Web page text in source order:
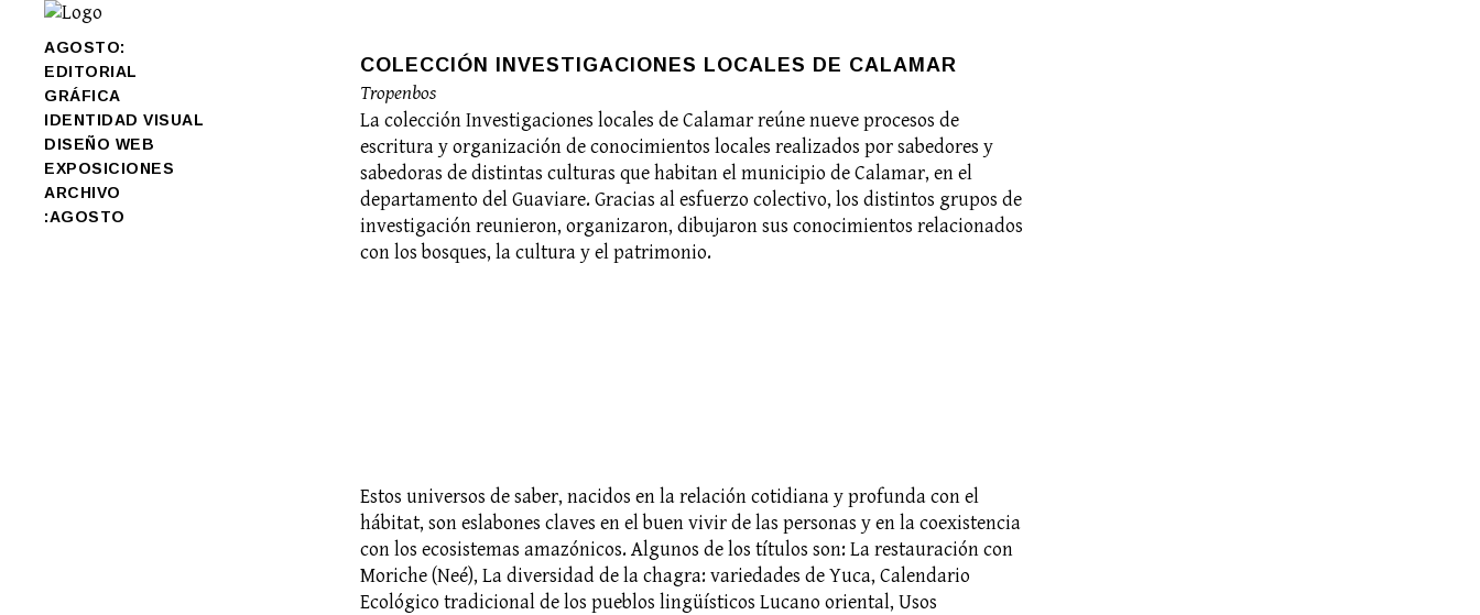
AGOSTO:
EDITORIAL
GRÁFICA
IDENTIDAD VISUAL
DISEÑO WEB
EXPOSICIONES
ARCHIVO
:AGOSTO
COLECCIÓN INVESTIGACIONES LOCALES DE CALAMAR
Tropenbos
La colección Investigaciones locales de Calamar reúne nueve procesos de
escritura y organización de conocimientos locales realizados por sabedores y
sabedoras de distintas culturas que habitan el municipio de Calamar, en el
departamento del Guaviare. Gracias al esfuerzo colectivo, los distintos grupos de
investigación reunieron, organizaron, dibujaron sus conocimientos relacionados
con los bosques, la cultura y el patrimonio.
Estos universos de saber, nacidos en la relación cotidiana y profunda con el
hábitat, son eslabones claves en el buen vivir de las personas y en la coexistencia
con los ecosistemas amazónicos. Algunos de los títulos son: La restauración con
Moriche (Neé), La diversidad de la chagra: variedades de Yuca, Calendario
Ecológico tradicional de los pueblos lingüísticos Lucano oriental, Usos